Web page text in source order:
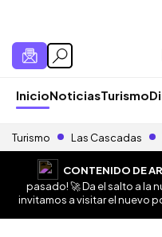
InicioNoticiasTurismo
Turismo Las Cascadas
CONTENIDO DE
pasado! 🚀 Da el salto a la
invitamos a visitar el nuevo